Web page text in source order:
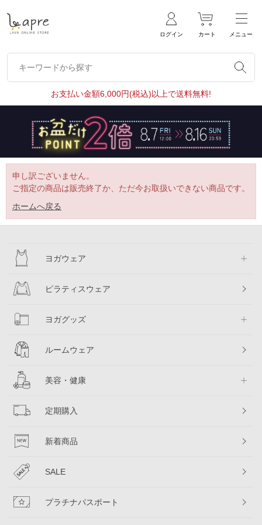
ログイン カート メニュー
キーワードから探す
キーワードから探す
お支払い金額6,000円(税込)以上で送料無料!
申し訳ございません。
ご指定の商品は販売終了か、ただ今お取扱いできない商品です。
ホームへ戻る
ヨガウェア
ピラティスウェア
ヨガグッズ
ルームウェア
美容・健康
定期購入
新着商品
SALE
プラチナパスポート